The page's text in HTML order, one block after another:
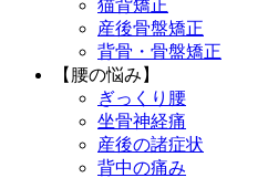
猫背矯正
産後骨盤矯正
背骨・骨盤矯正
【腰の悩み】
ぎっくり腰
坐骨神経痛
産後の諸症状
背中の痛み